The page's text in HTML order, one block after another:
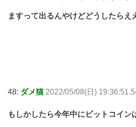
ますって出るんやけどどうしたらえ
48: ダメ猫 2022/05/08(日)
もしかしたら今年中にビットコイン